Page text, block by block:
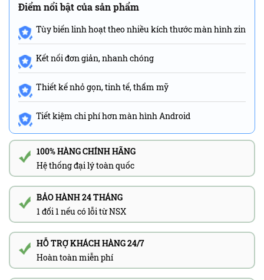
Điểm nổi bật của sản phẩm
Tùy biến linh hoạt theo nhiều kích thước màn hình zin
Kết nối đơn giản, nhanh chóng
Thiết kế nhỏ gọn, tinh tế, thẩm mỹ
Tiết kiệm chi phí hơn màn hình Android
100% HÀNG CHÍNH HÃNG
Hệ thống đại lý toàn quốc
BẢO HÀNH 24 THÁNG
1 đổi 1 nếu có lỗi từ NSX
HỖ TRỢ KHÁCH HÀNG 24/7
Hoàn toàn miễn phí